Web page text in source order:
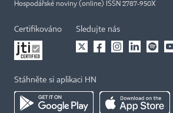
Hospodářské noviny (online) ISSN 2787-950X
Certifikováno Sledujte nás
Stáhněte si aplikaci HN